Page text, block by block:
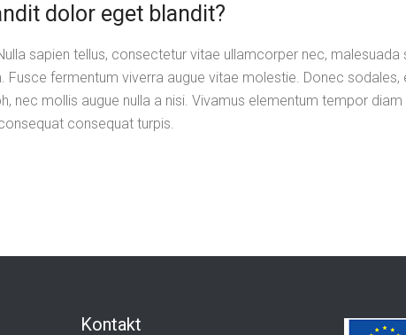
dolor eget blandit?
sapien tellus, consectetur vitae ullamcorper nec, malesuada
Fusce fermentum viverra augue vitae molestie. Donec sodales,
nec mollis augue nulla a nisi. Vivamus elementum tempor
consequat turpis.
Kontakt